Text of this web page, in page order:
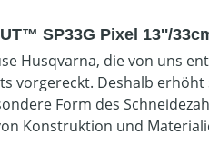
SP33G Pixel 13''/
Husqvarna, die von uns
vorgereckt. Deshalb
Form des
Konstruktion und